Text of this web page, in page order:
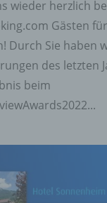
wieder herzlich
Gästen
Durch Sie haben
des letzten
beim